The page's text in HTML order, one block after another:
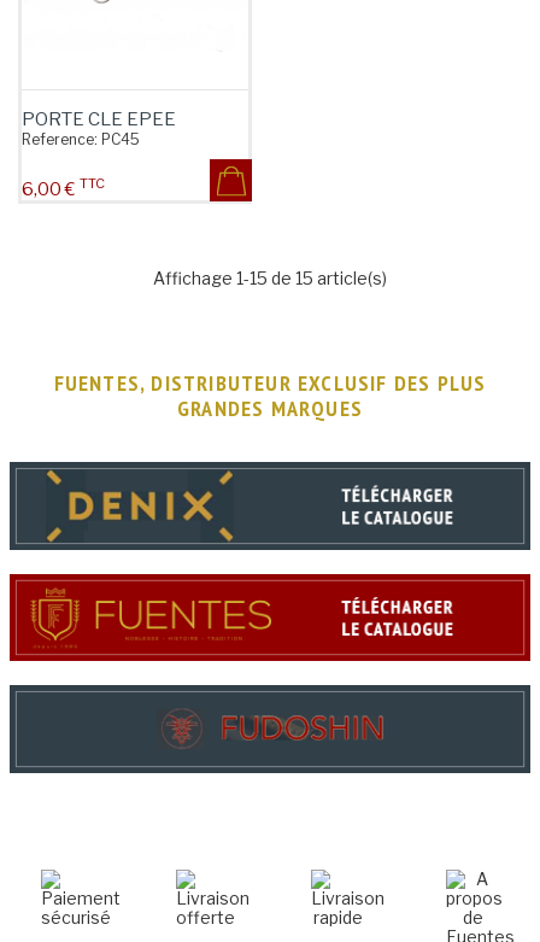
PORTE CLE EPEE
Reference: PC45
Prix
6,00 € TTC
Affichage 1-15 de 15 article(s)
FUENTES, DISTRIBUTEUR EXCLUSIF DES PLUS
GRANDES MARQUES